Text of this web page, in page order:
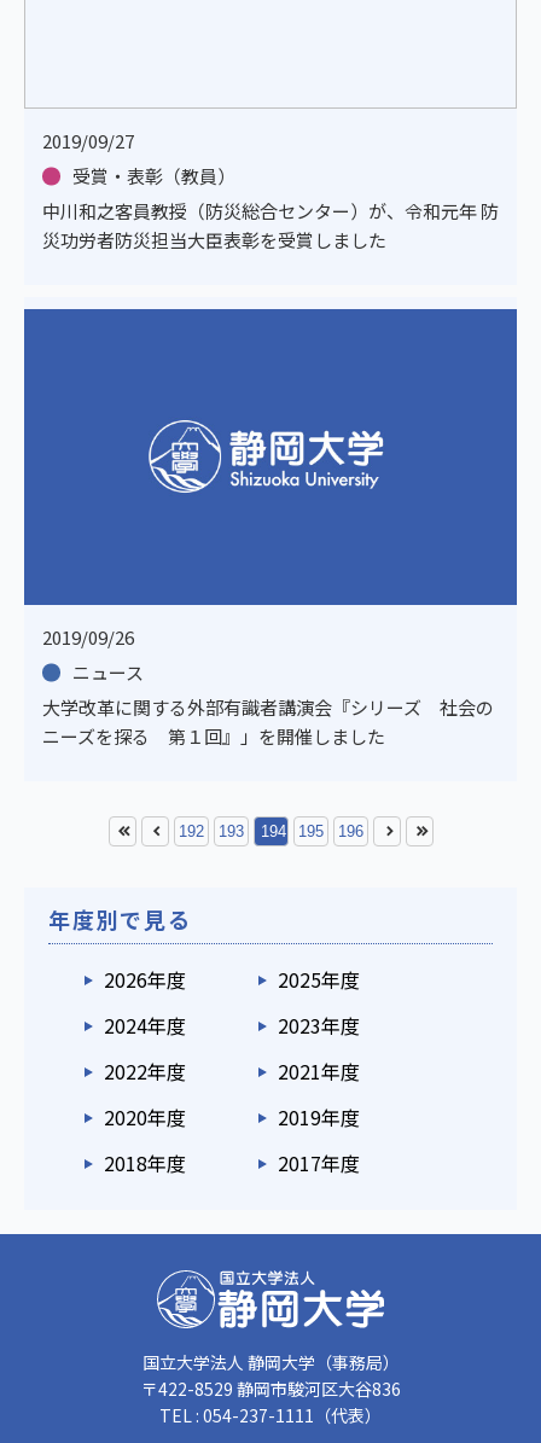
2019/09/27
受賞・表彰（教員）
中川和之客員教授（防災総合センター）が、令和元年 防
災功労者防災担当大臣表彰を受賞しました
2019/09/26
ニュース
大学改革に関する外部有識者講演会『シリーズ 社会の
ニーズを探る 第１回』」を開催しました
192 193 194 195 196
年度別で見る
2026年度
2025年度
2024年度
2023年度
2022年度
2021年度
2020年度
2019年度
2018年度
2017年度
国立大学法人 静岡大学（事務局）
〒422-8529 静岡市駿河区大谷836
TEL : 054-237-1111（代表）